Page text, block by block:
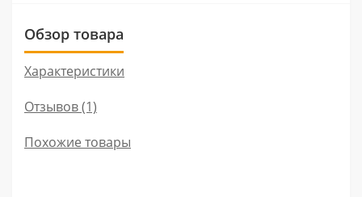
Обзор товара
Характеристики
Отзывов (1)
Похожие товары